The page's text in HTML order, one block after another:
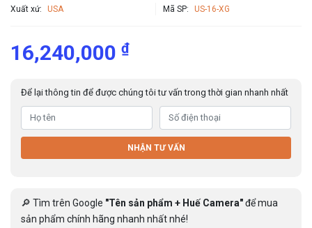
Xuất xứ: USA Mã SP: US-16-XG
16,240,000 ₫
Để lại thông tin để được chúng tôi tư vấn trong thời gian nhanh nhất
NHẬN TƯ VẤN
🔎 Tìm trên Google "Tên sản phẩm + Huế Camera"để mua
sản phẩm chính hãng nhanh nhất nhé!